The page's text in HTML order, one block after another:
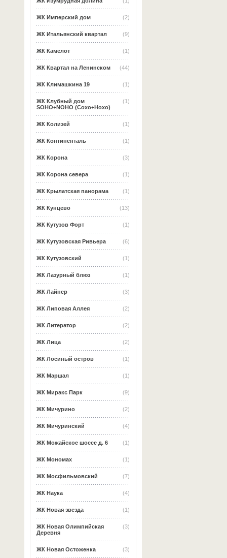
(2)
ЖК Имперский дом
(9)
ЖК Итальянский квартал
(1)
ЖК Камелот
(44)
ЖК Квартал на Ленинском
(1)
ЖК Климашкина 19
(1)
ЖК Клубный дом
SOHO+NOHO (Сохо+Нохо)
(1)
ЖК Колизей
(1)
ЖК Континенталь
(3)
ЖК Корона
(1)
ЖК Корона севера
(1)
ЖК Крылатская панорама
(13)
ЖК Кунцево
(1)
ЖК Кутузов Форт
(6)
ЖК Кутузовская Ривьера
(1)
ЖК Кутузовский
(1)
ЖК Лазурный блюз
(3)
ЖК Лайнер
(2)
ЖК Липовая Аллея
(2)
ЖК Литератор
(2)
ЖК Лица
(1)
ЖК Лосиный остров
(1)
ЖК Маршал
(9)
ЖК Миракс Парк
(2)
ЖК Мичурино
(4)
ЖК Мичуринский
(1)
ЖК Можайское шоссе д. 6
(1)
ЖК Мономах
(7)
ЖК Мосфильмовский
(4)
ЖК Наука
(1)
ЖК Новая звезда
(3)
ЖК Новая Олимпийская
Деревня
(3)
ЖК Новая Остоженка